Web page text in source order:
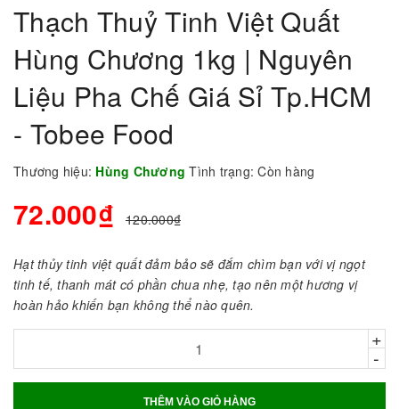
Thạch Thuỷ Tinh Việt Quất
Hùng Chương 1kg | Nguyên
Liệu Pha Chế Giá Sỉ Tp.HCM
- Tobee Food
Thương hiệu: Hùng ChươngTình trạng: Còn hàng
72.000₫ 120.000₫
Hạt thủy tinh việt quất đảm bảo sẽ đắm chìm bạn với vị ngọt
tinh tế, thanh mát có phần chua nhẹ, tạo nên một hương vị
hoàn hảo khiến bạn không thể nào quên.
+
-
THÊM VÀO GIỎ HÀNG